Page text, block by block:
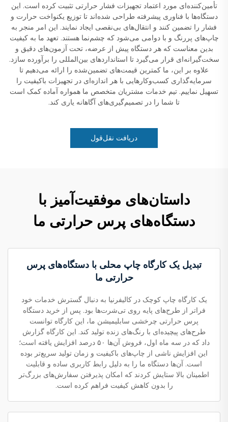
تأمین‌کننده‌ای مورد اعتماد تجهیزات فشار حرارتی تثبیت کرده است. این
دستگاه‌ها با فناوری پیشرفته طراحی شده‌اند تا توزیع یکنواخت حرارت و
فشار را تضمین کنند و انتقال‌های بی‌نقصی ایجاد نمایند. این امر منجر به
چاپ‌های پررنگ و با دوامی می‌شود که چشم‌نما هستند. تعهد ما به کیفیت
بدین معناست که هر دستگاه پیش از عرضه، تحت آزمون‌های دقیق و
سخت‌گیرانه‌ای قرار می‌گیرد تا استانداردهای بین‌المللی را برآورده سازد.
علاوه بر این، ما کمترین قیمت‌های تضمین‌شده را ارائه می‌دهیم تا
سرمایه‌گذاری کسب‌وکارهایی با هر اندازه‌ای در تجهیزات باکیفیت را
تسهیل نماییم. تیم خدمات مشتریان متخصص ما همواره آماده کمک است
تا شما را در تصمیم‌گیری‌های آگاهانه یاری کند.
دریافت نقل‌قول
داستان‌های موفقیت‌آمیز با
دستگاه‌های پرس حرارتی ما
تبدیل یک کارگاه چاپ محلی با دستگاه‌های پرس
حرارتی ما
یک کارگاه چاپ کوچک در کالیفرنیا به دنبال گسترش خدمات خود
فراتر از طرح‌های پایه روی تی‌شرت‌ها بود. پس از خرید دستگاه
پرس حرارتی چرخشی سابلیمیشن ما، این کارگاه توانست
طرح‌های پیچیده‌ای با رنگ‌های زنده تولید کند. این کارگاه گزارش
داد که در سه ماه اول، فروش آن‌ها ۵۰ درصد افزایش یافته است؛
این افزایش ناشی از چاپ‌های باکیفیت و زمان تولید سریع‌تر بوده
است. آن‌ها دستگاه ما را به دلیل رابط کاربری ساده و قابلیت
اطمینان بالا ستایش کردند که امکان پذیرفتن سفارش‌های بزرگ‌تر
را بدون کاهش کیفیت فراهم کرده است.